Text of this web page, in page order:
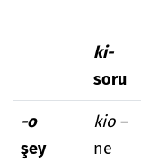
ki-
soru
-o
şey
kio –
ne